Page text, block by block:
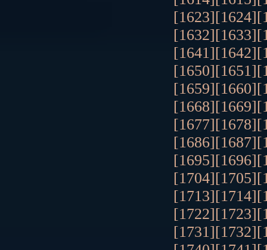
[1623][1624]
[1632][1633]
[1641][1642]
[1650][1651]
[1659][1660]
[1668][1669]
[1677][1678]
[1686][1687]
[1695][1696]
[1704][1705]
[1713][1714]
[1722][1723]
[1731][1732]